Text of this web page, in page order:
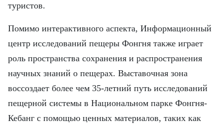
туристов.
Помимо интерактивного аспекта, Информационный
центр исследований пещеры Фонгня также играет
роль пространства сохранения и распространения
научных знаний о пещерах. Выставочная зона
воссоздает более чем 35-летний путь исследований
пещерной системы в Национальном парке Фонгня-
Кебанг с помощью ценных материалов, таких как